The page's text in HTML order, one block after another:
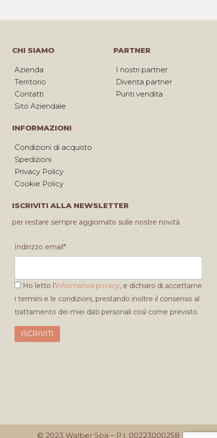
CHI SIAMO
Azienda
Territorio
Contatti
Sito Aziendale
PARTNER
I nostri partner
Diventa partner
Punti vendita
INFORMAZIONI
Condizioni di acquisto
Spedizioni
Privacy Policy
Cookie Policy
ISCRIVITI ALLA NEWSLETTER
per restare sempre aggiornato sulle nostre novità
Indirizzo email*
Ho letto l'informativa privacy, e dichiaro di accettarne
i termini e le condizioni, prestando inoltre il consenso al
trattamento dei miei dati personali così come previsto.
© 2023 Walber Spa – P.I. 00223000258